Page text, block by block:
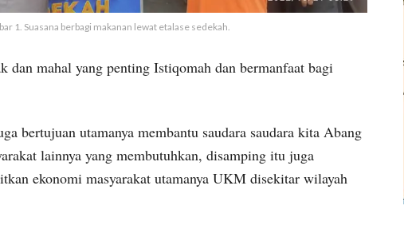
1. Suasana berbagi makanan lewat etalase sedekah.
dan mahal yang penting Istiqomah dan bermanfaat bagi
bertujuan utamanya membantu saudara saudara kita Abang
lainnya yang membutuhkan, disamping itu juga
ekonomi masyarakat utamanya UKM disekitar wilayah